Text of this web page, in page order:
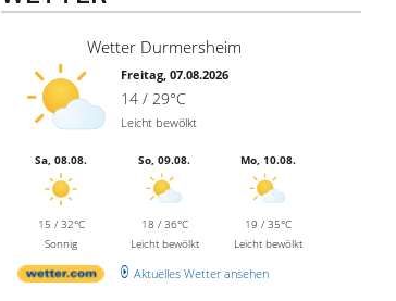
Wetter Durmersheim
Freitag, 07.08.2026
14 / 29°C
Leicht bewölkt
Sa, 08.08.
15 / 32°C
Sonnig
So, 09.08.
18 / 36°C
Leicht bewölkt
Mo, 10.08.
19 / 35°C
Leicht bewölkt
Aktuelles Wetter ansehen